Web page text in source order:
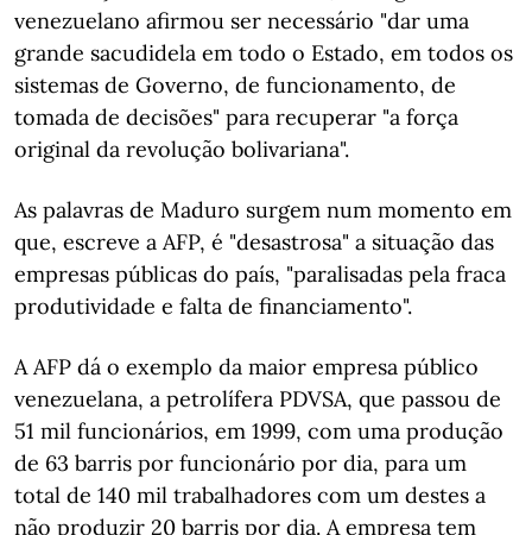
venezuelano afirmou ser necessário "dar uma
grande sacudidela em todo o Estado, em todos os
sistemas de Governo, de funcionamento, de
tomada de decisões" para recuperar "a força
original da revolução bolivariana".
As palavras de Maduro surgem num momento em
que, escreve a AFP, é "desastrosa" a situação das
empresas públicas do país, "paralisadas pela fraca
produtividade e falta de financiamento".
A AFP dá o exemplo da maior empresa público
venezuelana, a petrolífera PDVSA, que passou de
51 mil funcionários, em 1999, com uma produção
de 63 barris por funcionário por dia, para um
total de 140 mil trabalhadores com um destes a
não produzir 20 barris por dia. A empresa tem